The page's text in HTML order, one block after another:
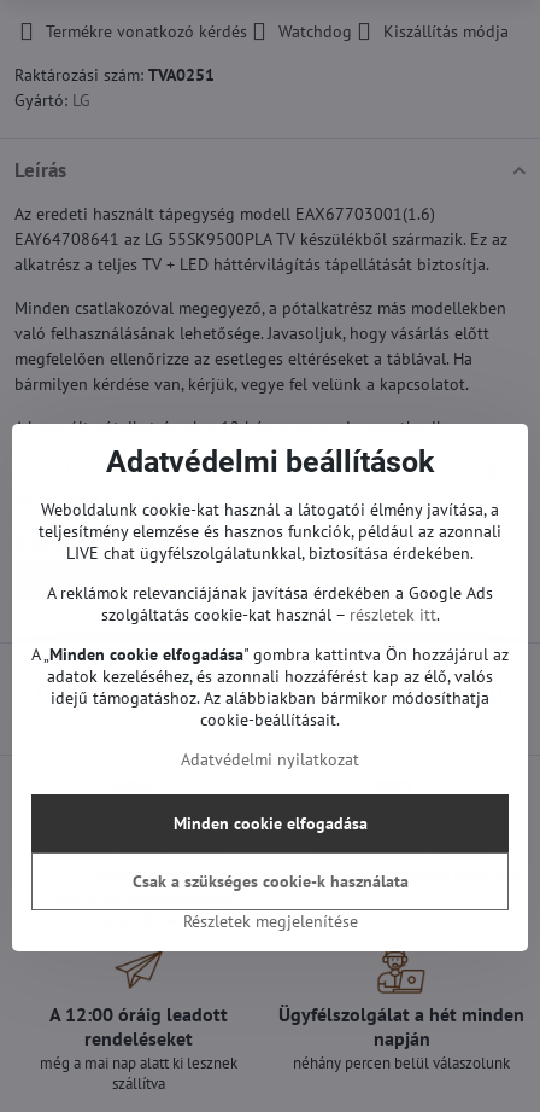
Termékre vonatkozó kérdés Watchdog
Kiszállítás módja
Raktározási szám: TVA0251
Gyártó: LG
Leírás
Az eredeti használt tápegység modell EAX67703001(1.6)
EAY64708641 az LG 55SK9500PLA TV készülékből származik. Ez az
alkatrész a teljes TV + LED háttérvilágítás tápellátását biztosítja.
Minden csatlakozóval megegyező, a pótalkatrész más modellekben
való felhasználásának lehetősége. Javasoljuk, hogy vásárlás előtt
megfelelően ellenőrizze az esetleges eltéréseket a táblával. Ha
bármilyen kérdése van, kérjük, vegye fel velünk a kapcsolatot.
A használt pótalkatrészekre 12 hónap garancia vonatkozik.
A LG TV pótalkatrészek gyárilag működőképesek. Nem történt rajtuk
Továbbiak a kategóriából
Előző termék Következő termék
Minden termékünket
teszteljük
Szállítás csak 1490 Ft
25 000 Ft felett ingyenes a szállítás
A 12:00 óráig leadott
rendeléseket
még a mai nap alatt ki lesznek
szállítva
Ügyfélszolgálat a hét minden
napján
néhány percen belül válaszolunk
Adatvédelmi beállítások
Weboldalunk cookie-kat használ a látogatói élmény javítása, a
teljesítmény elemzése és hasznos funkciók, például az azonnali
LIVE chat ügyfélszolgálatunkkal, biztosítása érdekében.
A reklámok relevanciájának javítása érdekében a Google Ads
szolgáltatás cookie-kat használ – részletek itt.
A „Minden cookie elfogadása" gombra kattintva Ön hozzájárul az
adatok kezeléséhez, és azonnali hozzáférést kap az élő, valós
idejű támogatáshoz. Az alábbiakban bármikor módosíthatja
cookie-beállításait.
Adatvédelmi nyilatkozat
Részletek megjelenítése
Minden cookie elfogadása
Csak a szükséges cookie-k használata